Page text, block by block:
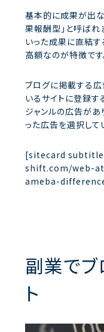
基本的に成果が出
果報酬型」と呼ばれ
いった成果に直結
高額なのが特徴です
ブログに掲載する広
いるサイトに登録す
ジャンルの広告があ
った広告を選択して
[sitecard
shift.com/web-
ameba-
副業でブ
ト